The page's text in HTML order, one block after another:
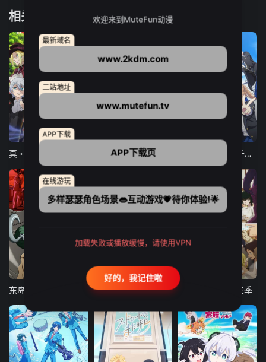
相关推荐
12集全
东京猫猫 NEW～♡ 弹珠汽水瓶里的千岁同学
更新至21集
古诺希亚 致不灭的你 第三季
欢迎来到MuteFun动漫
最新域名
www.2kdm.com
二站地址
www.mutefun.tv
APP下载
APP下载页
在线游玩
多样瑟瑟角色场景👄互动游戏💗待你体验!🌟
加载失败或播放缓慢，请使用VPN
好的，我记住啦